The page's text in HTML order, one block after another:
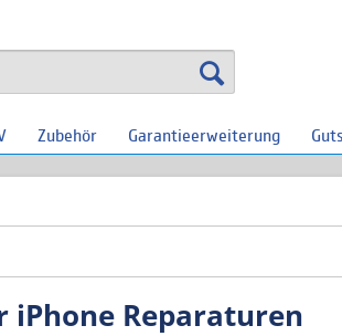
Zubehör Garantieerweiterung
Reparaturen